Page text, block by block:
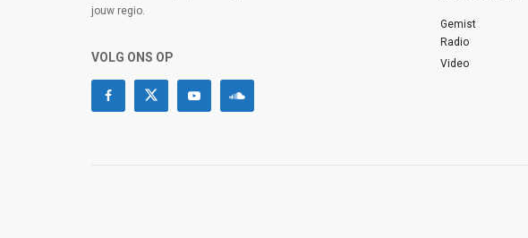
jouw regio.
VOLG ONS OP
Gemist
Radio
Video